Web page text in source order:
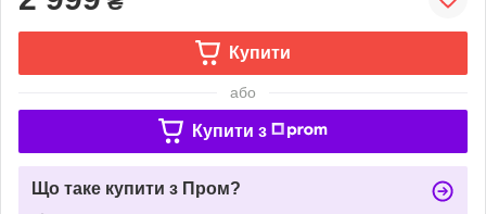
Купити
або
Купити з
Що таке купити з Пром?